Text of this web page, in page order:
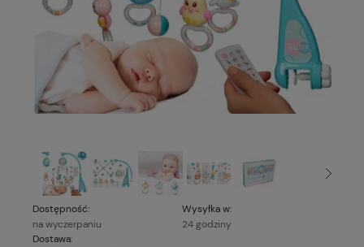
Dostępność:
na wyczerpaniu
Wysyłka w:
24 godziny
Dostawa: